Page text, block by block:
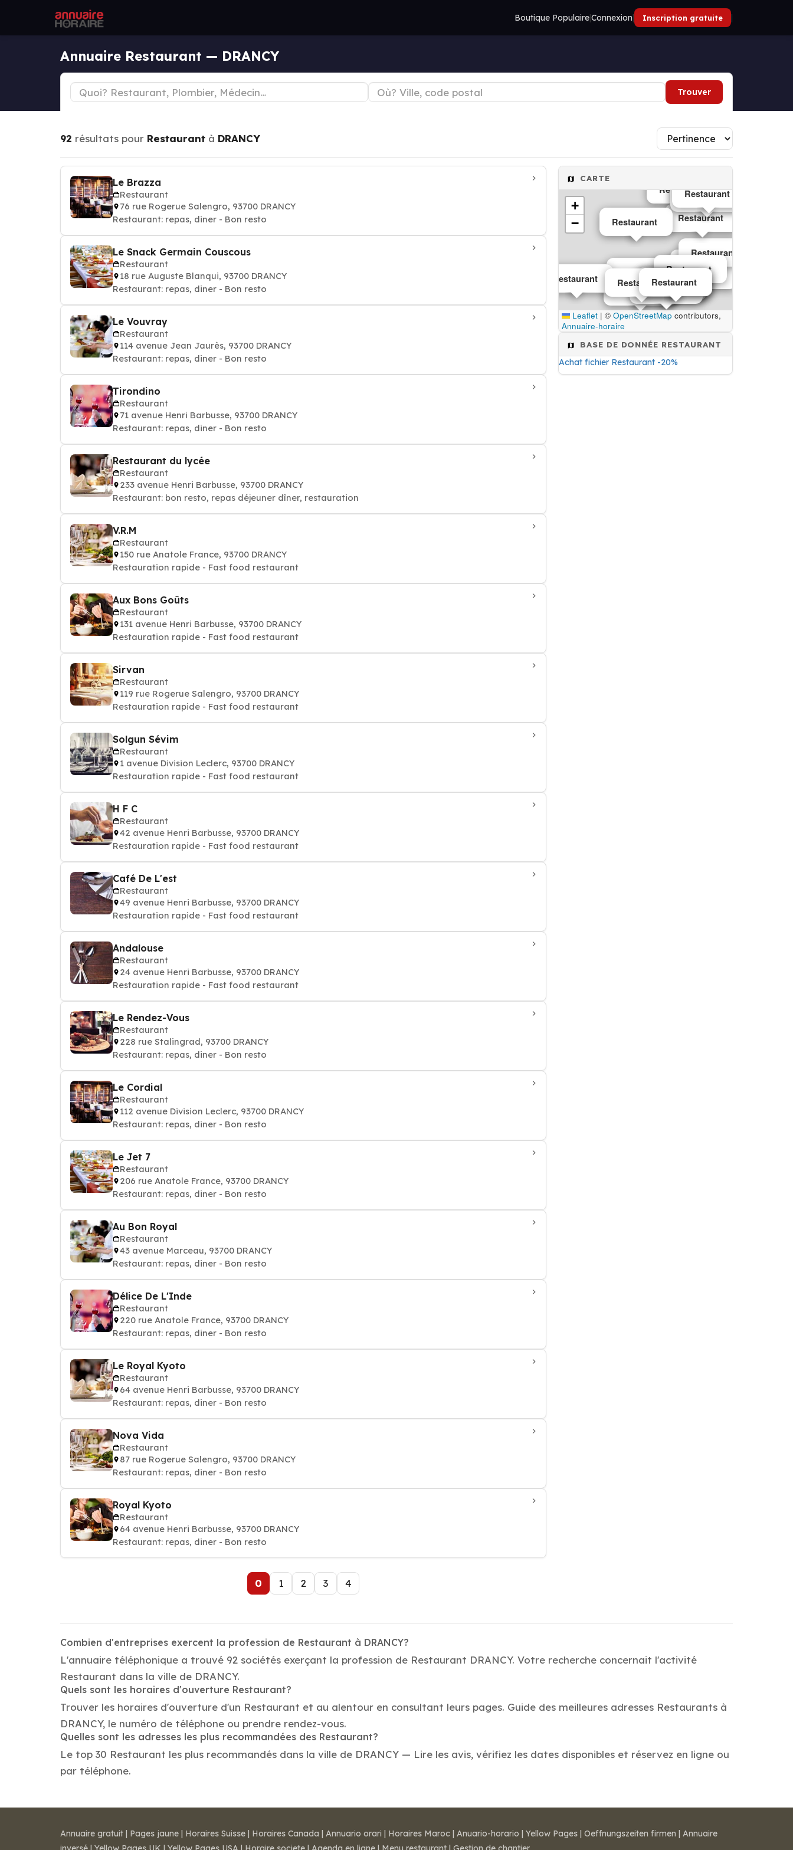
Boutique Populaire|Connexion| Inscription gratuite |
Annuaire Restaurant — DRANCY
Trouver
92 résultats pour Restaurant à DRANCY
Le Brazza
Restaurant
76 rue Rogerue Salengro, 93700 DRANCY
Restaurant: repas, diner - Bon resto
Le Snack Germain Couscous
Restaurant
18 rue Auguste Blanqui, 93700 DRANCY
Restaurant: repas, diner - Bon resto
Le Vouvray
Restaurant
114 avenue Jean Jaurès, 93700 DRANCY
Restaurant: repas, diner - Bon resto
Tirondino
Restaurant
71 avenue Henri Barbusse, 93700 DRANCY
Restaurant: repas, diner - Bon resto
Restaurant du lycée
Restaurant
233 avenue Henri Barbusse, 93700 DRANCY
Restaurant: bon resto, repas déjeuner dîner, restauration
V.R.M
Restaurant
150 rue Anatole France, 93700 DRANCY
Restauration rapide - Fast food restaurant
Aux Bons Goûts
Restaurant
131 avenue Henri Barbusse, 93700 DRANCY
Restauration rapide - Fast food restaurant
Sirvan
Restaurant
119 rue Rogerue Salengro, 93700 DRANCY
Restauration rapide - Fast food restaurant
Solgun Sévim
Restaurant
1 avenue Division Leclerc, 93700 DRANCY
Restauration rapide - Fast food restaurant
H F C
Restaurant
42 avenue Henri Barbusse, 93700 DRANCY
Restauration rapide - Fast food restaurant
Café De L'est
Restaurant
49 avenue Henri Barbusse, 93700 DRANCY
Restauration rapide - Fast food restaurant
Andalouse
Restaurant
24 avenue Henri Barbusse, 93700 DRANCY
Restauration rapide - Fast food restaurant
Le Rendez-Vous
Restaurant
228 rue Stalingrad, 93700 DRANCY
Restaurant: repas, diner - Bon resto
Le Cordial
Restaurant
112 avenue Division Leclerc, 93700 DRANCY
Restaurant: repas, diner - Bon resto
Le Jet 7
Restaurant
206 rue Anatole France, 93700 DRANCY
Restaurant: repas, diner - Bon resto
Au Bon Royal
Restaurant
43 avenue Marceau, 93700 DRANCY
Restaurant: repas, diner - Bon resto
Délice De L'Inde
Restaurant
220 rue Anatole France, 93700 DRANCY
Restaurant: repas, diner - Bon resto
Le Royal Kyoto
Restaurant
64 avenue Henri Barbusse, 93700 DRANCY
Restaurant: repas, diner - Bon resto
Nova Vida
Restaurant
87 rue Rogerue Salengro, 93700 DRANCY
Restaurant: repas, diner - Bon resto
Royal Kyoto
Restaurant
64 avenue Henri Barbusse, 93700 DRANCY
Restaurant: repas, diner - Bon resto
0 1 2 3 4
CARTE
Restaurant
Restaurant
Restaurant
Restaurant
Restaurant
Restaurant
Restaurant
Restaurant
Restaurant
Restaurant
Restaurant
Restaurant
Restaurant
Restaurant
Restaurant
Restaurant
Restaurant
RestaurantRestaurant
+
−
Leaflet | © OpenStreetMap contributors,
Annuaire-horaire
BASE DE DONNÉE RESTAURANT
Achat fichier Restaurant -20%
Combien d'entreprises exercent la profession de Restaurant à DRANCY?
L'annuaire téléphonique a trouvé 92 sociétés exerçant la profession de Restaurant DRANCY. Votre recherche concernait l'activité
Restaurant dans la ville de DRANCY.
Quels sont les horaires d'ouverture Restaurant?
Trouver les horaires d'ouverture d'un Restaurant et au alentour en consultant leurs pages. Guide des meilleures adresses Restaurants à
DRANCY, le numéro de téléphone ou prendre rendez-vous.
Quelles sont les adresses les plus recommandées des Restaurant?
Le top 30 Restaurant les plus recommandés dans la ville de DRANCY — Lire les avis, vérifiez les dates disponibles et réservez en ligne ou
par téléphone.
Annuaire gratuit | Pages jaune | Horaires Suisse | Horaires Canada | Annuario orari | Horaires Maroc | Anuario-horario | Yellow Pages | Oeffnungszeiten firmen | Annuaire